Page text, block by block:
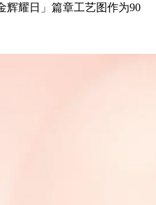
辉耀日」篇章工艺图作为90